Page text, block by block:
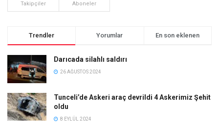
Takipçiler Aboneler
Trendler Yorumlar En son eklenen
Darıcada silahlı saldırı
26 AĞUSTOS 2024
Tunceli’de Askeri araç devrildi 4 Askerimiz Şehit
oldu
8 EYLÜL 2024